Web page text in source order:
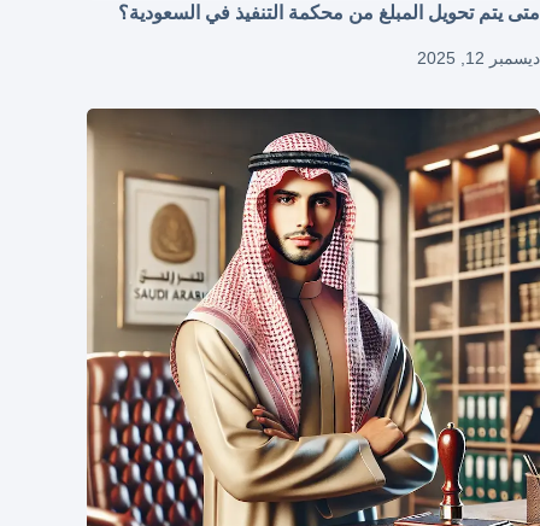
متى يتم تحويل المبلغ من محكمة التنفيذ في السعودية؟
ديسمبر 12, 2025